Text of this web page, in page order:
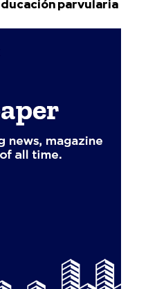
parvularia